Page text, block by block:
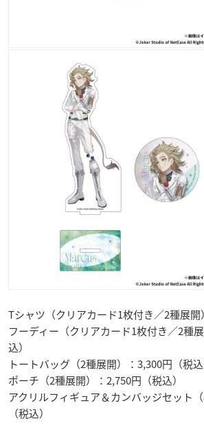
Tシャツ（クリアカード1枚付き／2種展開
フーディー（クリアカード1枚付き／2種
込）
トートバッグ（2種展開）：3,300円（税込
ポーチ（2種展開）：2,750円（税込）
アクリルフィギュア＆カンバッジセット
（税込）